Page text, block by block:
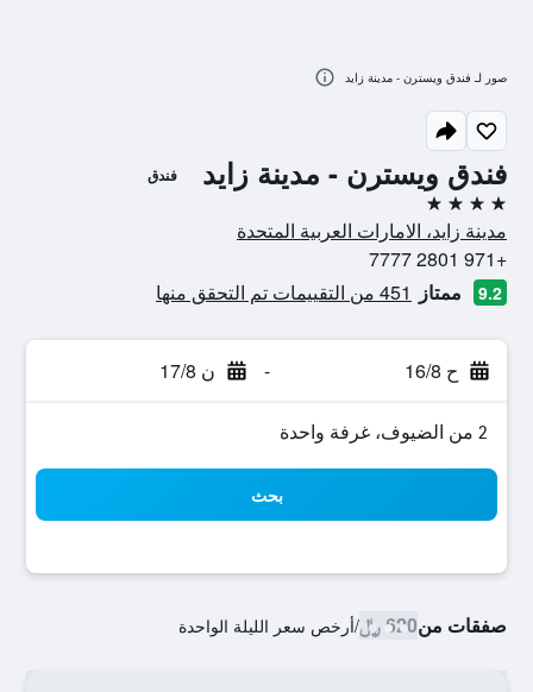
فندق ويسترن - مدينة زايد فندق
4 نجوم
مدينة زايد، الامارات العربية المتحدة
+971 2801 7777
9.2 ممتاز 451 من التقييمات تم التحقق منها
ح 16/8 - ن 17/8
2 من الضيوف، غرفة واحدة
بحث
صفقات من620 ﷼ /أرخص سعر الليلة الواحدة
صور لـ فندق ويسترن - مدينة زايد